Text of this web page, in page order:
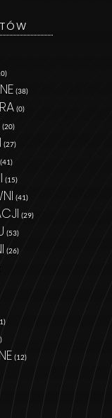
(38)
(0)
(20)
(27)
(41)
(15)
(41)
(29)
(53)
(26)
(12)